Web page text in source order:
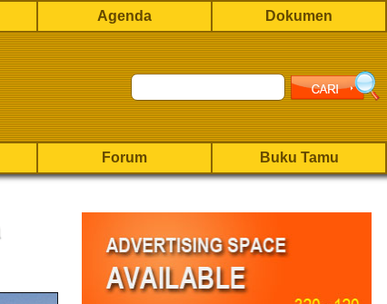
Agenda Dokumen
Forum Buku Tamu